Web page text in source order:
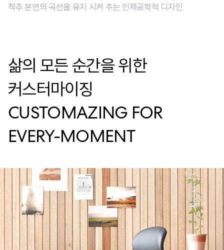
척추 본연의 곡선을 유지 시켜 주는 인체공학적 디자인
삶의 모든 순간을 위한
커스터마이징
CUSTOMAZING FOR
EVERY-MOMENT